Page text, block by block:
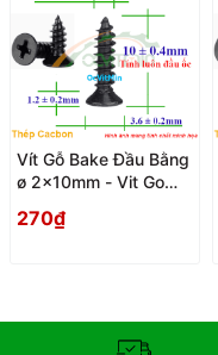
Vít Gỗ Bake Đầu Bằng
ø 2x10mm - Vit Go
270₫